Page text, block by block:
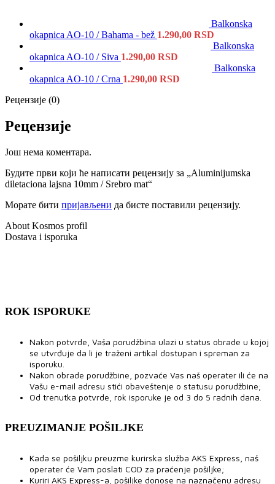
Balkonska
okapnica AO-10 / Bahama - bež 1.290,00 RSD
Balkonska
okapnica AO-10 / Siva 1.290,00 RSD
Balkonska
okapnica AO-10 / Crna 1.290,00 RSD
Рецензије (0)
Рецензије
Још нема коментара.
Будите први који ће написати рецензију за „Aluminijumska
diletaciona lajsna 10mm / Srebro mat“
Морате бити пријављени да бисте поставили рецензију.
About Kosmos profil
Dostava i isporuka
ROK ISPORUKE
Nakon potvrde, Vaša porudžbina ulazi u status obrade u kojoj
se utvrđuje da li je traženi artikal dostupan i spreman za
isporuku.
Nakon obrade porudžbine, pozvaće Vas naš operater ili će na
Vašu e-mail adresu stići obaveštenje o statusu porudžbine;
Od trenutka potvrde, rok isporuke je od 3 do 5 radnih dana.
PREUZIMANJE POŠILJKE
Kada se pošiljku preuzme kurirska služba AKS Express, naš
operater će Vam poslati COD za praćenje pošiljke;
Kuriri AKS Express-a, pošiljke donose na naznačenu adresu